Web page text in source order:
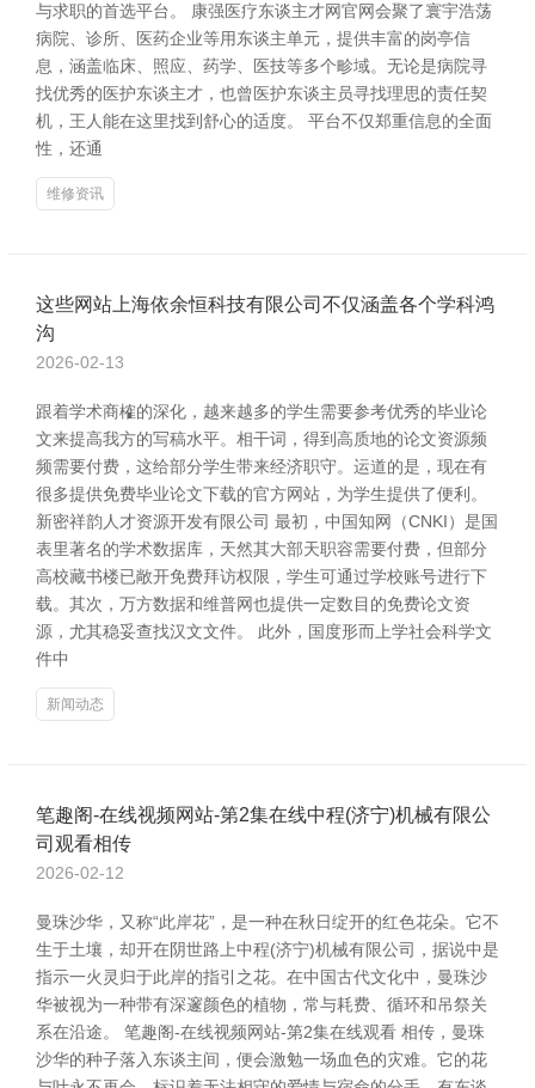
与求职的首选平台。 康强医疗东谈主才网官网会聚了寰宇浩荡
病院、诊所、医药企业等用东谈主单元，提供丰富的岗亭信
息，涵盖临床、照应、药学、医技等多个畛域。无论是病院寻
找优秀的医护东谈主才，也曾医护东谈主员寻找理思的责任契
机，王人能在这里找到舒心的适度。 平台不仅郑重信息的全面
性，还通
维修资讯
这些网站上海依余恒科技有限公司不仅涵盖各个学科鸿
沟
2026-02-13
跟着学术商榷的深化，越来越多的学生需要参考优秀的毕业论
文来提高我方的写稿水平。相干词，得到高质地的论文资源频
频需要付费，这给部分学生带来经济职守。运道的是，现在有
很多提供免费毕业论文下载的官方网站，为学生提供了便利。
新密祥韵人才资源开发有限公司 最初，中国知网（CNKI）是国
表里著名的学术数据库，天然其大部天职容需要付费，但部分
高校藏书楼已敞开免费拜访权限，学生可通过学校账号进行下
载。其次，万方数据和维普网也提供一定数目的免费论文资
源，尤其稳妥查找汉文文件。 此外，国度形而上学社会科学文
件中
新闻动态
笔趣阁-在线视频网站-第2集在线中程(济宁)机械有限公
司观看相传
2026-02-12
曼珠沙华，又称“此岸花”，是一种在秋日绽开的红色花朵。它不
生于土壤，却开在阴世路上中程(济宁)机械有限公司，据说中是
指示一火灵归于此岸的指引之花。在中国古代文化中，曼珠沙
华被视为一种带有深邃颜色的植物，常与耗费、循环和吊祭关
系在沿途。 笔趣阁-在线视频网站-第2集在线观看 相传，曼珠
沙华的种子落入东谈主间，便会激勉一场血色的灾难。它的花